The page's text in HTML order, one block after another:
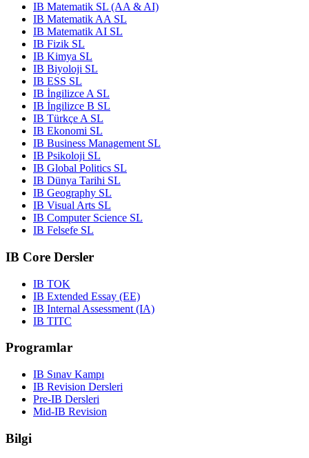
IB Matematik SL (AA & AI)
IB Matematik AA SL
IB Matematik AI SL
IB Fizik SL
IB Kimya SL
IB Biyoloji SL
IB ESS SL
IB İngilizce A SL
IB İngilizce B SL
IB Türkçe A SL
IB Ekonomi SL
IB Business Management SL
IB Psikoloji SL
IB Global Politics SL
IB Dünya Tarihi SL
IB Geography SL
IB Visual Arts SL
IB Computer Science SL
IB Felsefe SL
IB Core Dersler
IB TOK
IB Extended Essay (EE)
IB Internal Assessment (IA)
IB TITC
Programlar
IB Sınav Kampı
IB Revision Dersleri
Pre-IB Dersleri
Mid-IB Revision
Bilgi